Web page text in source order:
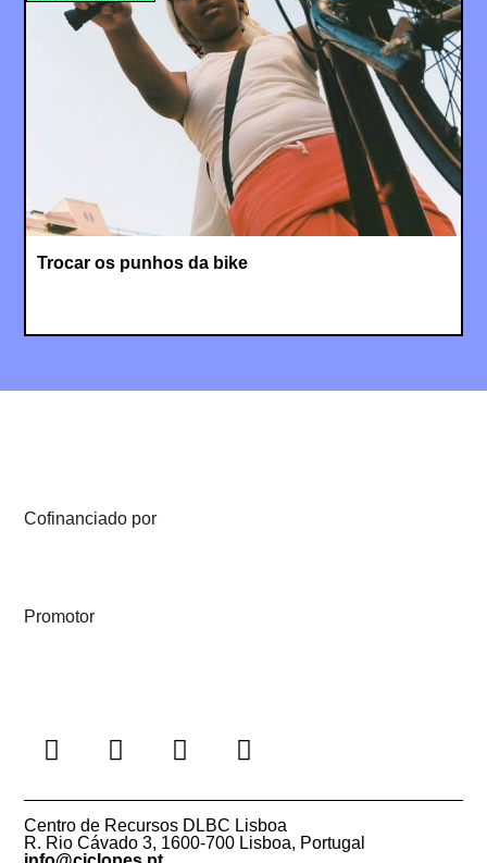
Trocar os punhos da bike
Cofinanciado por
Promotor
Centro de Recursos DLBC Lisboa
R. Rio Cávado 3, 1600-700 Lisboa, Portugal